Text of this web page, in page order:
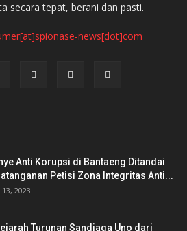
secara tepat, berani dan pasti.
news[dot]com
Anti Korupsi di Bantaeng Ditandai
Petisi Zona Integritas Anti...
2023
Turunan Sandiaga Uno dari